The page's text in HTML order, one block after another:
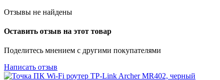
Отзывы не найдены
Оставить отзыв на этот товар
Поделитесь мнением с другими покупателями
Написать отзыв